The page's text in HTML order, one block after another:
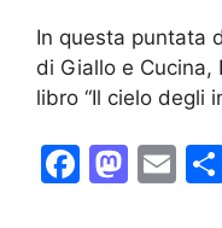
In questa puntata
di Giallo e Cucina,
libro “Il cielo degli
F
M E